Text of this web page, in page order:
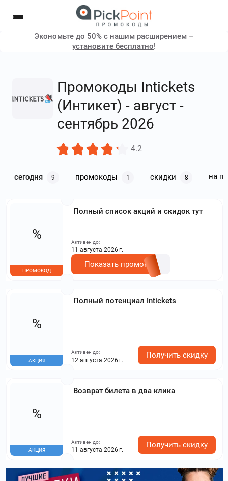
Экономьте до 50% с нашим расширением –
установите бесплатно!
Промокоды Intickets
(Интикет) - август -
сентябрь 2026
4.2
сегодня 9 промокоды 1 скидки 8 на
Полный список акций и скидок тут
%
ПРОМОКОД
Активен до:
11 августа 2026 г.
Показать промокод
Полный потенциал Intickets
%
АКЦИЯ
Активен до:
12 августа 2026 г.
Получить скидку
Возврат билета в два клика
%
АКЦИЯ
Активен до:
11 августа 2026 г.
Получить скидку